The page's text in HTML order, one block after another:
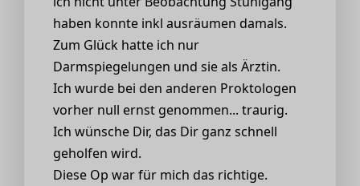
haben konnte inkl ausräumen damals.
Zum Glück hatte ich nur
Darmspiegelungen und sie als Ärztin.
Ich wurde bei den anderen Proktologen
vorher null ernst genommen... traurig.
Ich wünsche Dir, das Dir ganz schnell
geholfen wird.
Diese Op war für mich das richtige.